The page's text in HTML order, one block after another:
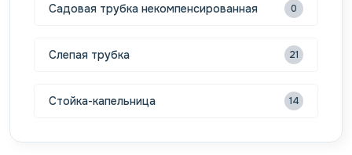
Садовая трубка некомпенсированная 0
Слепая трубка 21
Стойка-капельница 14